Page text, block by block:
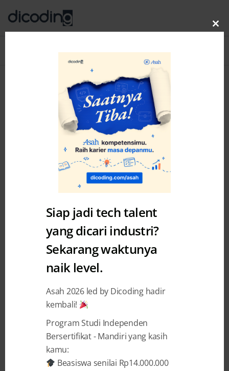
Category: Story
2 YEARS AGO BY SHANDY PRADANA
Karier Berkembang Pasca
Belajar di Dicoding
Menurut studi yang dilakukan oleh Global Market
Insights, teknologi pada tahun 2024 diprediksi
akan diwarnai oleh kemajuan pesat dalam bidang
Siap jadi tech talent
yang dicari industri?
Sekarang waktunya
naik level.
Asah 2026 led by Dicoding hadir
kembali!
Program Studi Independen
Bersertifikat - Mandiri yang kasih
kamu:
Beasiswa senilai Rp14.000.000